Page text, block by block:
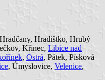
Hradištko, Hrubý
Křinec, Libice nad
, Ostrá, Pátek, Písková
, Úmyslovice, Velenice,